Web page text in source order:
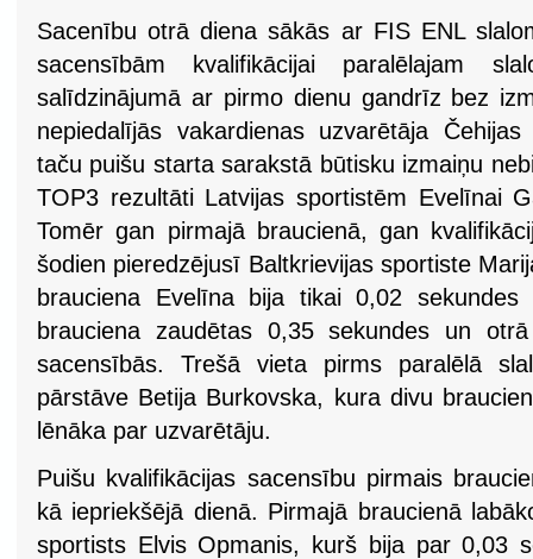
Sacenību otrā diena sākās ar FIS ENL
sacensībām kvalifikācijai paralēlajam
salīdzinājumā ar pirmo dienu gandrīz bez
nepiedalījās vakardienas uzvarētāja
taču puišu starta sarakstā būtisku izmaiņu
TOP3 rezultāti Latvijas sportistēm Evelīnai
Tomēr gan pirmajā braucienā, gan
šodien pieredzējusī Baltkrievijas sportiste
brauciena Evelīna bija tikai 0,02
brauciena zaudētas 0,35 sekundes un
sacensībās. Trešā vieta pirms paralēlā
pārstāve Betija Burkovska, kura divu
lēnāka par uzvarētāju.
Puišu kvalifikācijas sacensību pirmais
kā iepriekšējā dienā. Pirmajā braucienā
sportists Elvis Opmanis, kurš bija par 0,03